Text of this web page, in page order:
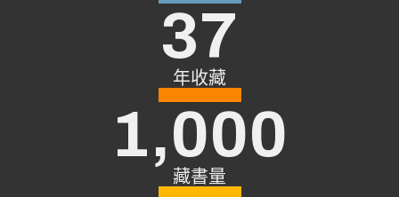
年收藏
37
藏書量
1,000